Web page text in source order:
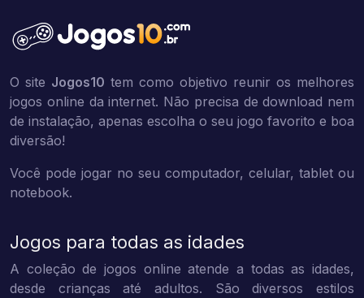
O site Jogos10 tem como objetivo reunir os melhores
jogos online da internet. Não precisa de download nem
de instalação, apenas escolha o seu jogo favorito e boa
diversão!
Você pode jogar no seu computador, celular, tablet ou
notebook.
Jogos para todas as idades
A coleção de jogos online atende a todas as idades,
desde crianças até adultos. São diversos estilos